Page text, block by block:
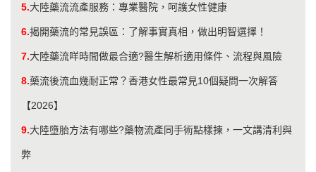
5.大陸藥流流產服務：專業醫院，呵護女性健康
6.揭開藥流的常見誤區：了解事實真相，做出明智選擇！
7.大陸藥流咩時間做最合適?醫生解析適用條件、流程與風險
8.藥流後流血幾耐正常？香港女性最常見10個疑問一次解答
【2026】
9.大陸墮胎方法有哪些?藥物流產同手術點樣揀，一文講清利與
弊